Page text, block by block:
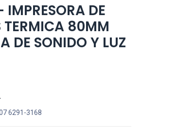
DE
80MM
DE SONIDO Y LUZ
6291-3168